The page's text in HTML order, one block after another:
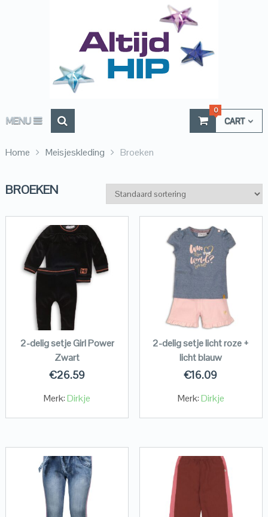
MENU CART
0
Home Meisjeskleding Broeken
BROEKEN
2-delig setje Girl Power
Zwart
€26.59
Merk:Dirkje
2-delig setje licht roze +
licht blauw
€16.09
Merk:Dirkje